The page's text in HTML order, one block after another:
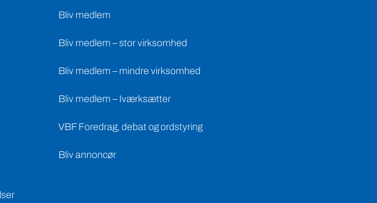
Bliv medlem
Bliv medlem – stor virksomhed
Bliv medlem – mindre virksomhed
Bliv medlem – Iværksætter
VBF Foredrag, debat og ordstyring
Bliv annoncør